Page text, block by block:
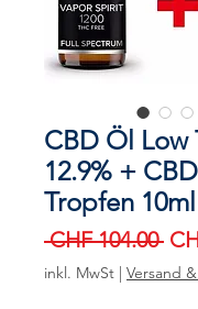
CBD Öl Low
12.9% +
Tropfen 10ml
CHF 104.00
inkl. MwSt | Versand